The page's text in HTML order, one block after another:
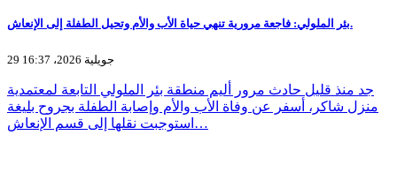
بئر الملولي: فاجعة مرورية تنهي حياة الأب والأم وتحيل الطفلة إلى الإنعاش.
29 جويلية 2026، 16:37
جد منذ قليل حادث مرور أليم منطقة بئر الملولي التابعة لمعتمدية
منزل شاكر، أسفر عن وفاة الأب والأم وإصابة الطفلة بجروح بليغة
استوجبت نقلها إلى قسم الإنعاش…